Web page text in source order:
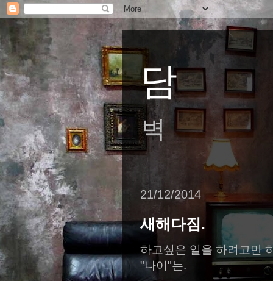
담
벽
21/12/2014
새해다짐.
하고싶은 일을 하려고만
"나이"는.